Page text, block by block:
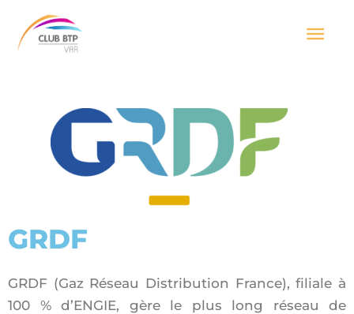
contenu
GRDF
GRDF (Gaz Réseau Distribution France), filiale à
100 % d’ENGIE, gère le plus long réseau de